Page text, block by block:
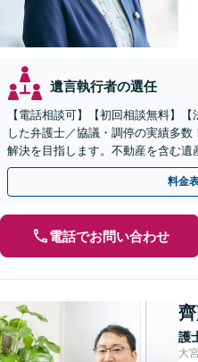
遺言執行者の選任
【電話相談可】【初回相談無料】
した弁護士／協議・調停の実績多
解決を目指します。不動産を含む
対策を全面的にサポート【完全個室
料金
電話でお問い合わせ
護
大